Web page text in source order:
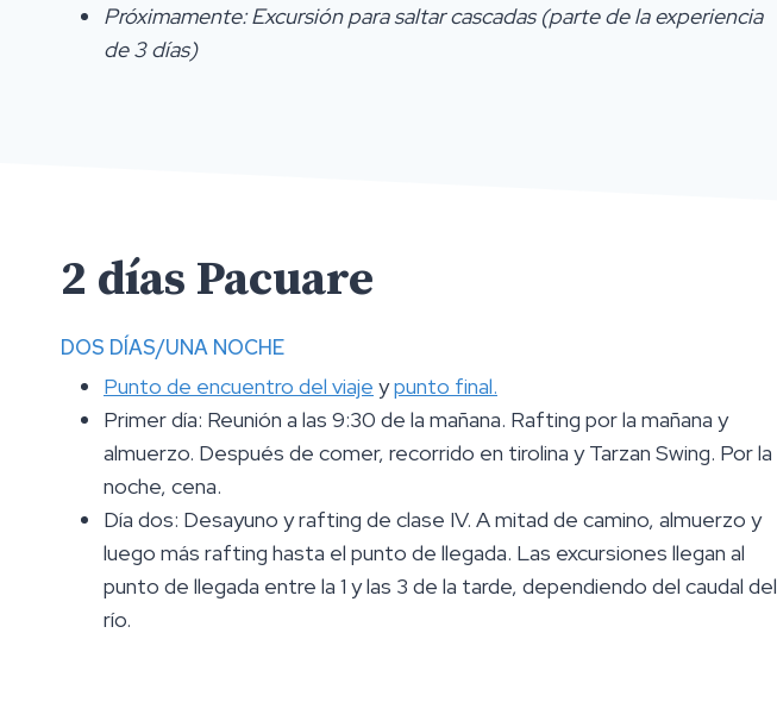
Próximamente: Excursión para saltar cascadas (parte de la experiencia
de 3 días)
2 días Pacuare
DOS DÍAS/UNA NOCHE
Punto de encuentro del viaje ypunto final.
Primer día: Reunión a las 9:30 de la mañana. Rafting por la mañana y
almuerzo. Después de comer, recorrido en tirolina y Tarzan Swing. Por la
noche, cena.
Día dos: Desayuno y rafting de clase IV. A mitad de camino, almuerzo y
luego más rafting hasta el punto de llegada. Las excursiones llegan al
punto de llegada entre la 1 y las 3 de la tarde, dependiendo del caudal del
río.